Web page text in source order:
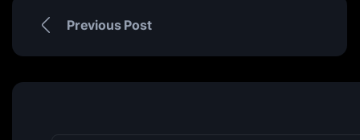
Previous Post